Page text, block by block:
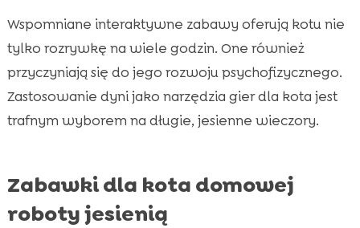
Wspomniane interaktywne zabawy oferują kotu nie
tylko rozrywkę na wiele godzin. One również
przyczyniają się do jego rozwoju psychofizycznego.
Zastosowanie dyni jako narzędzia gier dla kota jest
trafnym wyborem na długie, jesienne wieczory.
Zabawki dla kota domowej
roboty jesienią